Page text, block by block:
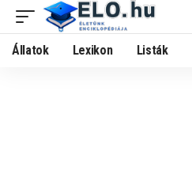
Állatok Lexikon Listák